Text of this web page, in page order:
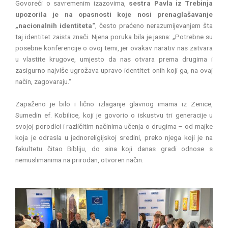
Govoreći o savremenim izazovima, sestra Pavla iz Trebinja
upozorila je na opasnosti koje nosi prenaglašavanje
„nacionalnih identiteta“, često praćeno nerazumijevanjem šta
taj identitet zaista znači. Njena poruka bila je jasna: „Potrebne su
posebne konferencije o ovoj temi, jer ovakav narativ nas zatvara
u vlastite krugove, umjesto da nas otvara prema drugima i
zasigurno najviše ugrožava upravo identitet onih koji ga, na ovaj
način, zagovaraju.“
Zapaženo je bilo i lično izlaganje glavnog imama iz Zenice,
Sumedin ef. Kobilice, koji je govorio o iskustvu tri generacije u
svojoj porodici i različitim načinima učenja o drugima – od majke
koja je odrasla u jednoreligijskoj sredini, preko njega koji je na
fakultetu čitao Bibliju, do sina koji danas gradi odnose s
nemuslimanima na prirodan, otvoren način.